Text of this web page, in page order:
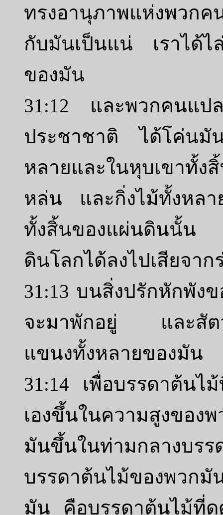
ทรงอานุภาพแห่งพวก
กับมันเป็นแน่ เราได้ไ
ของมัน
31:12 และพวกคนแ
ประชาชาติ ได้โค่นมั
หลายและในหุบเขาทั้ง
หล่น และกิ่งไม้ทั้งหลา
ทั้งสิ้นของแผ่นดินนั้น
ดินโลกได้ลงไปเสียจา
31:13 บนสิ่งปรักหักพัง
จะมาพักอยู่ และสัตว์
แขนงทั้งหลายของมัน
31:14 เพื่อบรรดาต้นไ
เองขึ้นในความสูงขอ
มันขึ้นในท่ามกลางบ
บรรดาต้นไม้ของพวกมั
มัน คือบรรดาต้นไม้ที่ดู